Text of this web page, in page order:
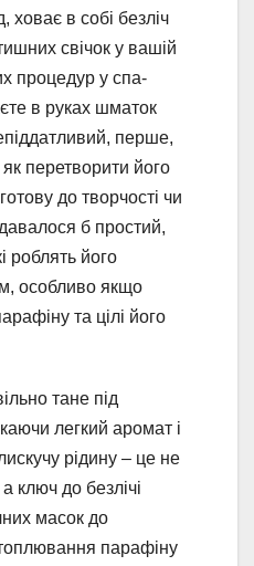
ховає в собі безліч
свічок у вашій
процедур у спа-
в руках шматок
перше,
перетворити його
до творчості чи
б простий,
роблять його
особливо якщо
та цілі його
тане під
легкий аромат і
рідину – це не
ключ до безлічі
масок до
парафіну